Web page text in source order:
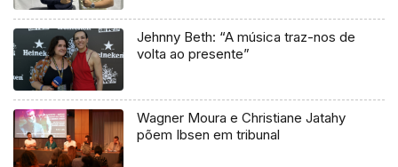
Jehnny Beth: “A música traz-nos de
volta ao presente”
Wagner Moura e Christiane Jatahy
põem Ibsen em tribunal